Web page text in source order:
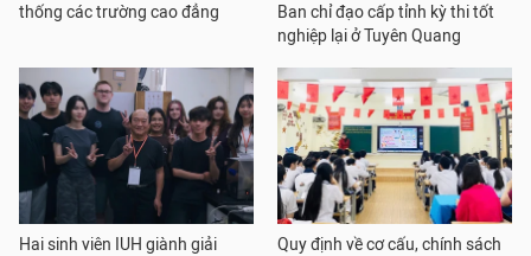
thống các trường cao đẳng
Ban chỉ đạo cấp tỉnh kỳ thi tốt
nghiệp lại ở Tuyên Quang
Hai sinh viên IUH giành giải
Quy định về cơ cấu, chính sách